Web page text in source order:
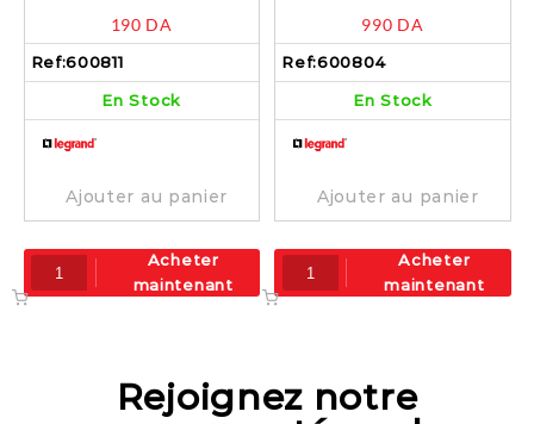
dune – 600811
190 DA
Ref:600811
En Stock
Ajouter au panier
Acheter
maintenant
600804
990 DA
Ref:600804
En Stock
Ajouter au panier
Acheter
maintenant
Rejoignez notre